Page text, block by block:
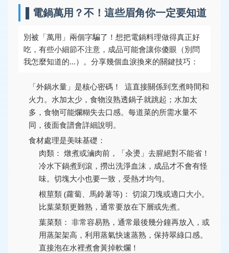
▌電鍋萬用？不！這些眉角你一定要知道
別被「萬用」兩個字騙了！想把電鍋料理做得真正好
吃，有些小細節不注意，成品可能會讓你傻眼（別問
我怎麼知道的...）。分享幾個血淚換來的關鍵技巧：
「外鍋水量」是核心密碼！
️ 這直接關係到烹煮時間和
火力。水加太少，食物沒熟透鍋子就跳起；水加太
多，食物可能爛糊失去口感。每道菜的所需水量不
同，後面食譜會詳細說明。
食材處理是美味基礎：
肉類： 燉煮或滷肉前，「汆燙」去腥絕對不能省！
冷水下鍋煮到滾，撈出洗淨血沫，成品才不會有怪
味。切塊大小也要一致，受熱才均勻。
根莖類 (蘿蔔、馬鈴薯等)： 切滾刀塊或適口大小。
比葉菜類更難熟，通常要放在下層或先煮。
葉菜類： 非常容易熟，通常最後幾分鐘再放入，或
用蒸架架高，利用蒸氣快速蒸熟，保持翠綠口感。
直接泡在水裡煮會黃掉軟爛！